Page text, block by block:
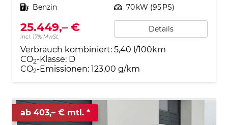
Kraftstoff Benzin Leistung 70 kW (95 PS)
25.449,– €
incl. 17% MwSt.
Details
Verbrauch kombiniert: 5,40 l/100km
CO2-Klasse: D
CO2-Emissionen: 123,00 g/km
ab 403,– € mtl.